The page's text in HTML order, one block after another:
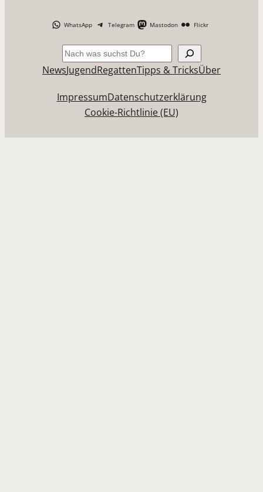
WhatsApp Telegram Mastodon Flickr
Suchen
NewsJugendRegattenTipps & TricksÜber
ImpressumDatenschutzerklärung
Cookie-Richtlinie (EU)